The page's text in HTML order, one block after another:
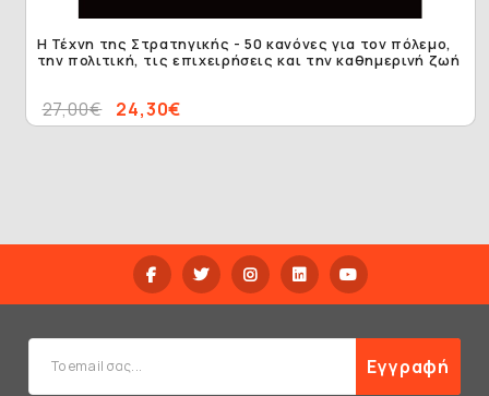
Η Τέχνη της Στρατηγικής - 50 κανόνες για τον πόλεμο,
την πολιτική, τις επιχειρήσεις και την καθημερινή ζωή
24,30€
27,00€
Εγγραφή